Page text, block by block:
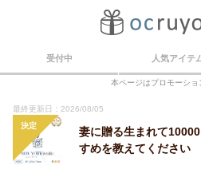
受付中 人気アイテ
本ページはプロモーショ
最終更新日：2026/08/05
決定
妻に贈る生まれて
すめを教えてください